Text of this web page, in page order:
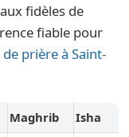
fidèles de
fiable pour
prière à Saint-
Maghrib
Isha